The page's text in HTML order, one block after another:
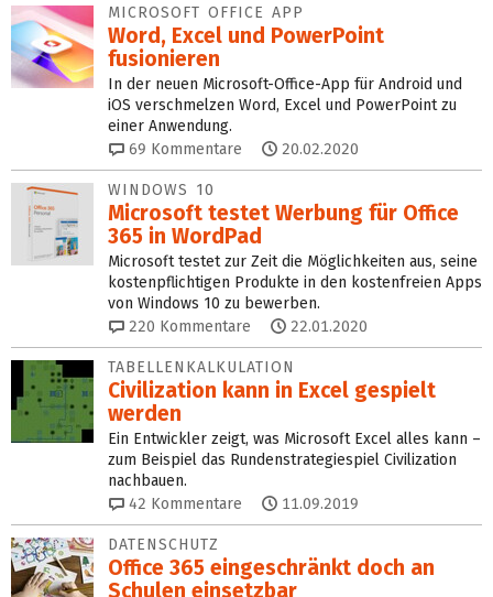
MICROSOFT OFFICE APP
Word, Excel und PowerPoint
fusionieren
In der neuen Microsoft-Office-App für Android und
iOS verschmelzen Word, Excel und PowerPoint zu
einer Anwendung.
69 Kommentare 20.02.2020
WINDOWS 10
Microsoft testet Werbung für Office
365 in WordPad
Microsoft testet zur Zeit die Möglichkeiten aus, seine
kostenpflichtigen Produkte in den kostenfreien Apps
von Windows 10 zu bewerben.
220 Kommentare 22.01.2020
TABELLENKALKULATION
Civilization kann in Excel gespielt
werden
Ein Entwickler zeigt, was Microsoft Excel alles kann –
zum Beispiel das Rundenstrategiespiel Civilization
nachbauen.
42 Kommentare 11.09.2019
DATENSCHUTZ
Office 365 eingeschränkt doch an
Schulen einsetzbar